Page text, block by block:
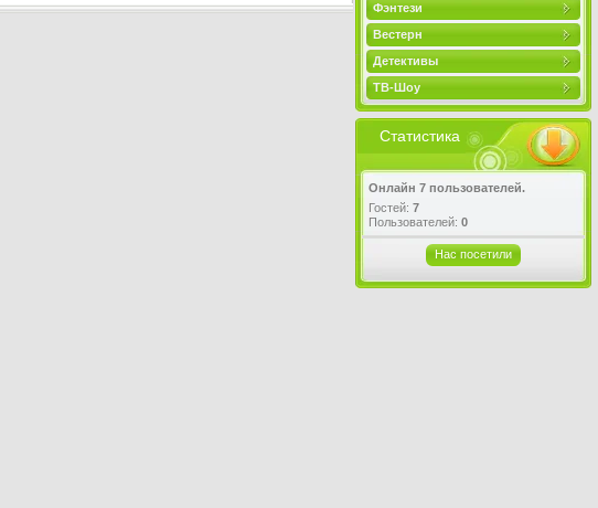
Фэнтези
Вестерн
Детективы
ТВ-Шоу
Статистика
Онлайн 7 пользователей.
Гостей: 7
Пользователей: 0
Нас посетили